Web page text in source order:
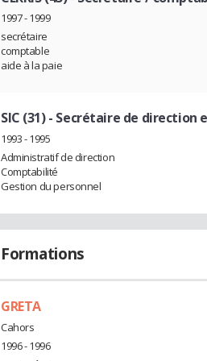
1997 - 1999
secrétaire
comptable
aide à la paie
SIC (31)- Secrétaire de direction
1993 - 1995
Administratif de direction
Comptabilité
Gestion du personnel
Formations
GRETA
Cahors
1996 - 1996